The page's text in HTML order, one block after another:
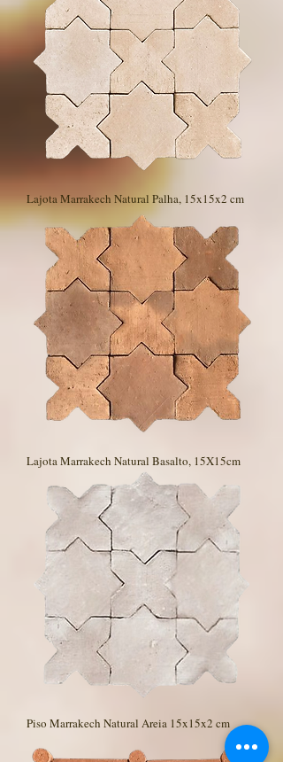
Lajota Marrakech Natural Palha, 15x15x2 cm
Lajota Marrakech Natural Basalto, 15X15cm
Piso Marrakech Natural Areia 15x15x2 cm